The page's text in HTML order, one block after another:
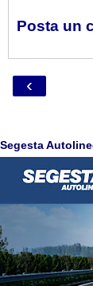
Posta un
‹
Segesta